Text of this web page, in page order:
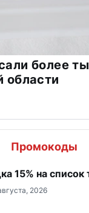
более
области
Промокоды
15% на список
2026